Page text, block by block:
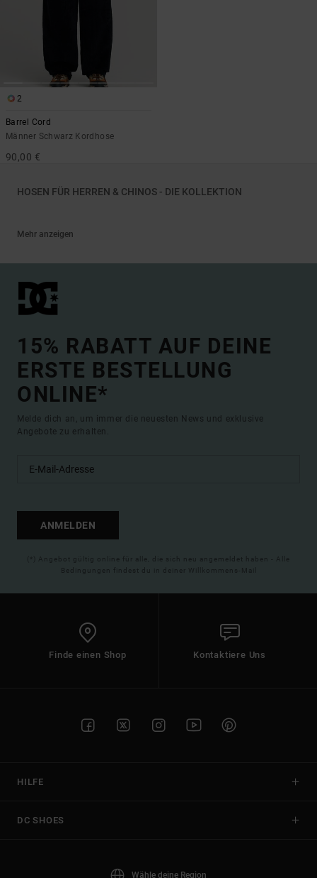
2
Barrel Cord
Männer Schwarz Kordhose
90,00 €
HOSEN FÜR HERREN & CHINOS - DIE KOLLEKTION
Mehr anzeigen
15% RABATT AUF DEINE
ERSTE BESTELLUNG
ONLINE*
Melde dich an, um immer die neuesten News und exklusive
Angebote zu erhalten.
ANMELDEN
(*) Angebot gültig online für alle, die sich neu angemeldet haben - Alle
Bedingungen findest du in deiner Willkommens-Mail
Finde einen Shop Kontaktiere Uns
HILFE
DC SHOES
Wähle deine Region